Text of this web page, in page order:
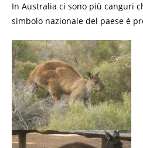
In Australia ci sono più canguri
simbolo nazionale del paese è